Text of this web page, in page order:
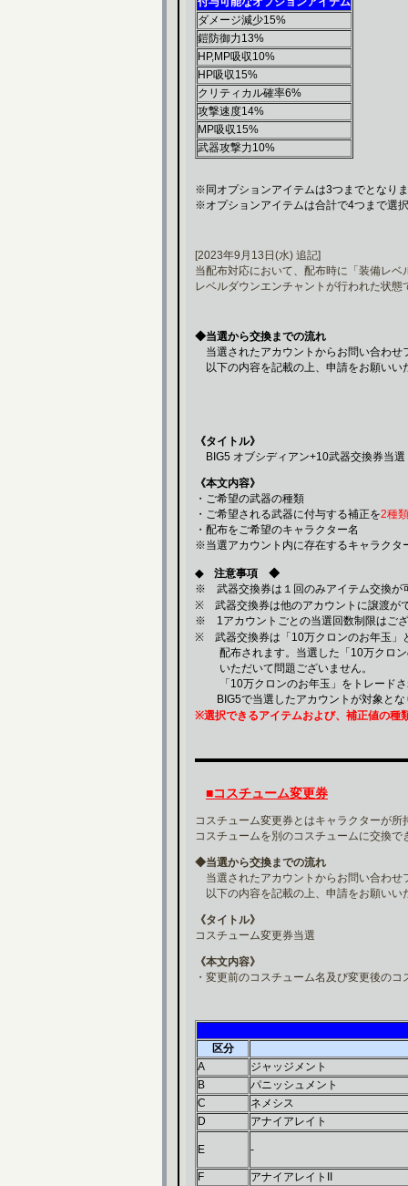
ダメージ減少15%
鎧防御力13%
HP,MP吸収10%
HP吸収15%
クリティカル確率6%
攻撃速度14%
MP吸収15%
武器攻撃力10%
※同オプションアイテムは3つまでとなり
※オプションアイテムは合計で4つまで選
[2023年9月13日(水) 追記]
当配布対応において、配布時に「装備レベ
レベルダウンエンチャントが行われた状
◆当選から交換までの流れ
当選されたアカウントからお問い合わせ
以下の内容を記載の上、申請をお願いい
《タイトル》
BIG5 オブシディアン+10武器交換券当選
《本文内容》
・ご希望の武器の種類
・ご希望される武器に付与する補正を2種
・配布をご希望のキャラクター名
※当選アカウント内に存在するキャラクタ
◆ 注意事項 ◆
※ 武器交換券は１回のみアイテム交換が
※ 武器交換券は他のアカウントに譲渡が
※ 1アカウントごとの当選回数制限はご
※ 武器交換券は「10万クロンのお年玉」
配布されます。当選した「10万クロン
いただいて問題ございません。
「10万クロンのお年玉」をトレードさ
BIG5で当選したアカウントが対象とな
※選択できるアイテムおよび、補正値の種
■コスチューム変更券
コスチューム変更券とはキャラクターが所
コスチュームを別のコスチュームに交換で
◆当選から交換までの流れ
当選されたアカウントからお問い合わせ
以下の内容を記載の上、申請をお願いい
《タイトル》
コスチューム変更券当選
《本文内容》
・変更前のコスチューム名及び変更後のコ
区分
A
ジャッジメント
B
パニッシュメント
C
ネメシス
D
アナイアレイト
E -
F アナイアレイトII